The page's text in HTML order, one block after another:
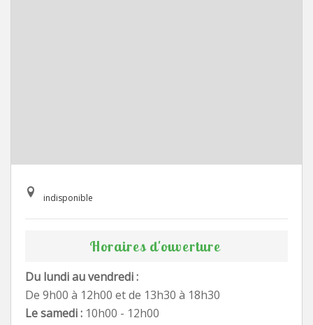
indisponible
Horaires d'ouverture
Du lundi au vendredi :
De 9h00 à 12h00 et de 13h30 à 18h30
Le samedi : 10h00 - 12h00